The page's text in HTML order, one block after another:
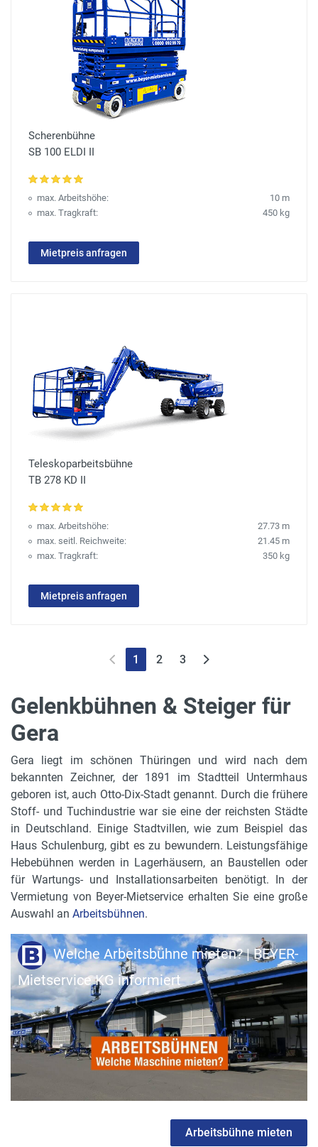
Scherenbühne
SB 100 ELDI II
max. Arbeitshöhe:
10 m
max. Tragkraft:
450 kg
Mietpreis anfragen
Teleskoparbeitsbühne
TB 278 KD II
max. Arbeitshöhe:
27.73 m
max. seitl. Reichweite:
21.45 m
max. Tragkraft:
350 kg
Mietpreis anfragen
1 2 3
Gelenkbühnen & Steiger für
Gera
Gera liegt im schönen Thüringen und wird nach dem
bekannten Zeichner, der 1891 im Stadtteil Untermhaus
geboren ist, auch Otto-Dix-Stadt genannt. Durch die frühere
Stoff- und Tuchindustrie war sie eine der reichsten Städte
in Deutschland. Einige Stadtvillen, wie zum Beispiel das
Haus Schulenburg, gibt es zu bewundern. Leistungsfähige
Hebebühnen werden in Lagerhäusern, an Baustellen oder
für Wartungs- und Installationsarbeiten benötigt. In der
Vermietung von Beyer-Mietservice erhalten Sie eine große
Auswahl an Arbeitsbühnen.
Welche Arbeitsbühne mieten? | BEYER-
Mietservice KG informiert
Arbeitsbühne mieten